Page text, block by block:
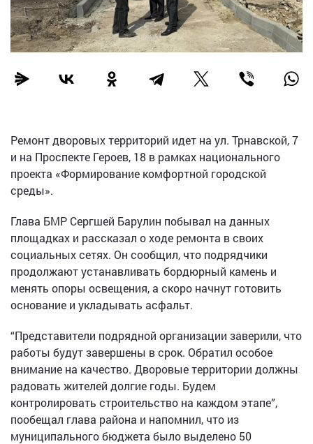
Ремонт дворовых территорий идет на ул. Трнавской, 7
и на Проспекте Героев, 18 в рамках национального
проекта «Формирование комфортной городской
среды».
Глава БМР Сергшей Барулин побывал на данных
площадках и рассказал о ходе ремонта в своих
социальных сетях. Он сообщил, что подрядчики
продолжают устанавливать бордюрный камень и
менять опоры освещения, а скоро начнут готовить
основание и укладывать асфальт.
“Представители подрядной организации заверили, что
работы будут завершены в срок. Обратил особое
внимание на качество. Дворовые территории должны
радовать жителей долгие годы. Будем
контролировать строительство на каждом этапе”,
пообещал глава района и напомнил, что из
муниципального бюджета было выделено 50